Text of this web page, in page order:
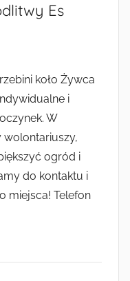
Es
koło Żywca
i
W
wolontariuszy,
ogród i
do kontaktu i
miejsca! Telefon